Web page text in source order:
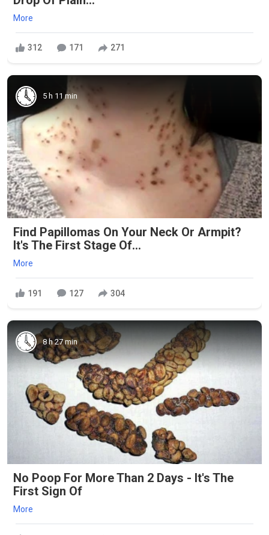
More
312 171 271
5 h 11 min
Find Papillomas On Your Neck Or Armpit?
It's The First Stage Of...
More
191 127 304
8 h 27 min
No Poop For More Than 2 Days - It's The
First Sign Of
More